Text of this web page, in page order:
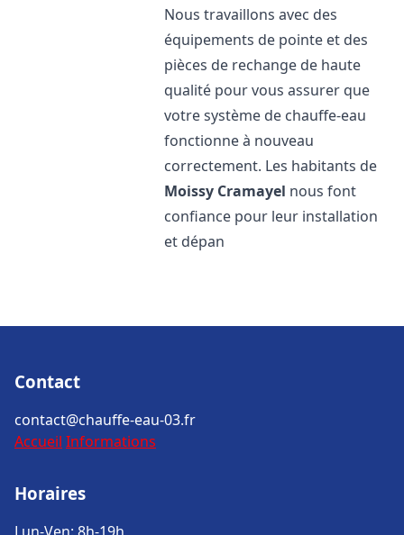
Nous travaillons avec des
équipements de pointe et des
pièces de rechange de haute
qualité pour vous assurer que
votre système de chauffe-eau
fonctionne à nouveau
correctement. Les habitants de
Moissy Cramayel nous font
confiance pour leur installation
et dépan
Contact
contact@chauffe-eau-03.fr
Accueil Informations
Horaires